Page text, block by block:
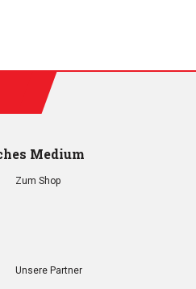
Medium
Zum Shop
Unsere Partner